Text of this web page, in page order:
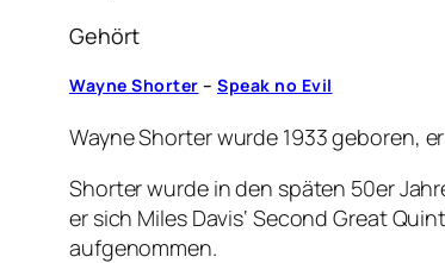
Gehört
Wayne Shorter – Speak no Evil
Wayne Shorter wurde 1933 geboren,
Shorter wurde in den späten 50er
er sich Miles Davis‘ Second Great
aufgenommen.